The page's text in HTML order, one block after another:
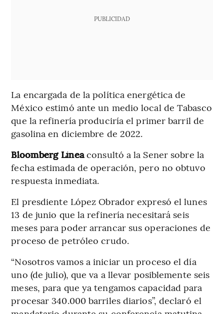
PUBLICIDAD
La encargada de la política energética de
México estimó ante un medio local de Tabasco
que la refinería produciría el primer barril de
gasolina en diciembre de 2022.
Bloomberg Líneaconsultó a la Sener sobre la
fecha estimada de operación, pero no obtuvo
respuesta inmediata.
El presdiente López Obrador expresó el lunes
13 de junio que la refinería necesitará seis
meses para poder arrancar sus operaciones de
proceso de petróleo crudo.
“Nosotros vamos a iniciar un proceso el día
uno (de julio), que va a llevar posiblemente seis
meses, para que ya tengamos capacidad para
procesar 340.000 barriles diarios”, declaró el